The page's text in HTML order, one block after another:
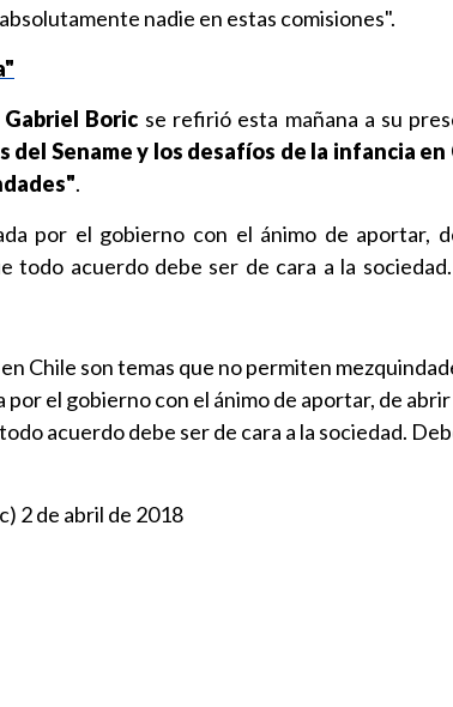
nadie en estas comisiones".
Gabriel Boric se refirió esta mañana a su
del Sename y los desafíos de la infancia en
.
por el gobierno con el ánimo de aportar,
todo acuerdo debe ser de cara a la sociedad.
Chile son temas que no permiten
el gobierno con el ánimo de aportar, de abrir
acuerdo debe ser de cara a la sociedad.
2 de abril de 2018